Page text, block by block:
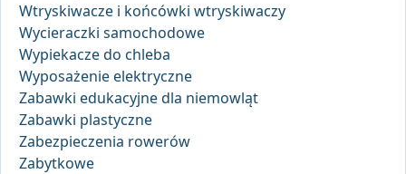
Wtryskiwacze i końcówki wtryskiwaczy
Wycieraczki samochodowe
Wypiekacze do chleba
Wyposażenie elektryczne
Zabawki edukacyjne dla niemowląt
Zabawki plastyczne
Zabezpieczenia rowerów
Zabytkowe